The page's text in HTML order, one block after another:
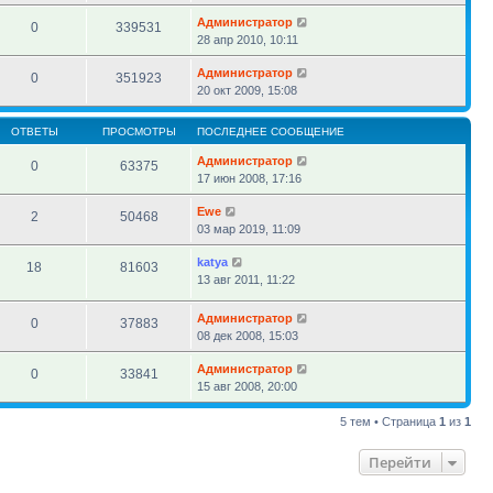
0 339531
Администратор
28 апр 2010, 10:11
0 351923
Администратор
20 окт 2009, 15:08
ОТВЕТЫ ПРОСМОТРЫ ПОСЛЕДНЕЕ СООБЩЕНИЕ
0 63375
Администратор
17 июн 2008, 17:16
2 50468
Ewe
03 мар 2019, 11:09
18 81603
katya
13 авг 2011, 11:22
0 37883
Администратор
08 дек 2008, 15:03
0 33841
Администратор
15 авг 2008, 20:00
5 тем • Страница 1 из 1
Перейти